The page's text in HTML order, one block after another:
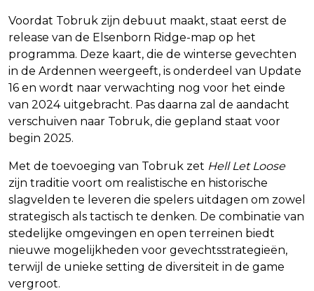
Voordat Tobruk zijn debuut maakt, staat eerst de
release van de Elsenborn Ridge-map op het
programma. Deze kaart, die de winterse gevechten
in de Ardennen weergeeft, is onderdeel van Update
16 en wordt naar verwachting nog voor het einde
van 2024 uitgebracht. Pas daarna zal de aandacht
verschuiven naar Tobruk, die gepland staat voor
begin 2025.
Met de toevoeging van Tobruk zet Hell Let Loose
zijn traditie voort om realistische en historische
slagvelden te leveren die spelers uitdagen om zowel
strategisch als tactisch te denken. De combinatie van
stedelijke omgevingen en open terreinen biedt
nieuwe mogelijkheden voor gevechtsstrategieën,
terwijl de unieke setting de diversiteit in de game
vergroot.